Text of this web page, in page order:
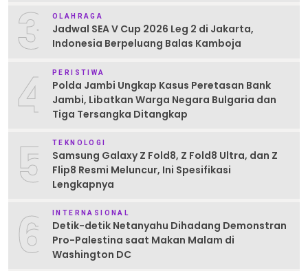
3 OLAHRAGA
Jadwal SEA V Cup 2026 Leg 2 di Jakarta,
Indonesia Berpeluang Balas Kamboja
4 PERISTIWA
Polda Jambi Ungkap Kasus Peretasan Bank
Jambi, Libatkan Warga Negara Bulgaria dan
Tiga Tersangka Ditangkap
5 TEKNOLOGI
Samsung Galaxy Z Fold8, Z Fold8 Ultra, dan Z
Flip8 Resmi Meluncur, Ini Spesifikasi
Lengkapnya
6 INTERNASIONAL
Detik-detik Netanyahu Dihadang Demonstran
Pro-Palestina saat Makan Malam di
Washington DC